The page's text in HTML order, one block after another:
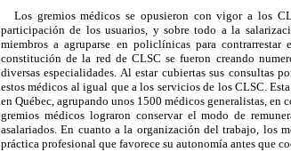
Los gremios médicos se opusieron con vigor a los
participación de los usuarios, y sobre todo a la
miembros a agruparse en policlínicas para
constitución de la red de CLSC se fueron creando
diversas especialidades. Al estar cubiertas sus consultas
estos médicos al igual que a los servicios de los CLSC.
en Québec, agrupando unos 1500 médicos generalistas,
gremios médicos lograron conservar el modo de
asalariados. En cuanto a la organización del trabajo, los
práctica profesional que favorece su autonomía antes que